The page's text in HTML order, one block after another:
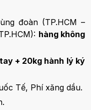
đoàn (TP.HCM –
hàng không
+ 20kg hành lý ký
Tế, Phí xăng dầu.